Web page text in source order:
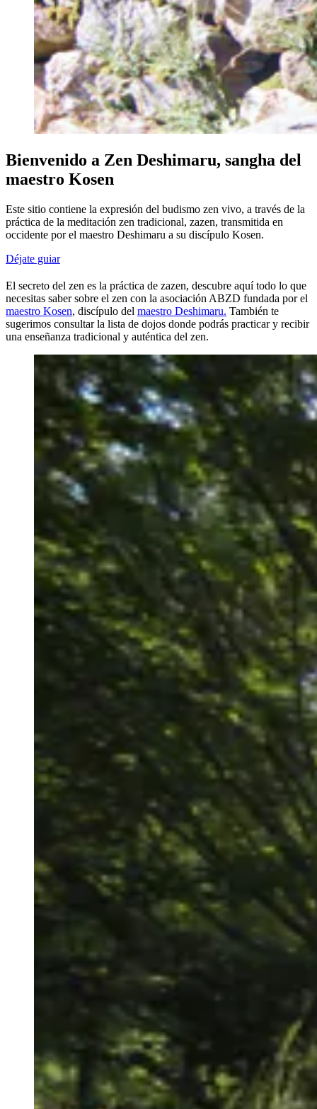
Bienvenido a Zen Deshimaru, sangha del
maestro Kosen
Este sitio contiene la expresión del budismo zen vivo, a través de la
práctica de la meditación zen tradicional, zazen, transmitida en
occidente por el maestro Deshimaru a su discípulo Kosen.
Déjate guiar
El secreto del zen es la práctica de zazen, descubre aquí todo lo que
necesitas saber sobre el zen con la asociación ABZD fundada por el
maestro Kosen, discípulo del maestro Deshimaru. También te
sugerimos consultar la lista de dojos donde podrás practicar y recibir
una enseñanza tradicional y auténtica del zen.